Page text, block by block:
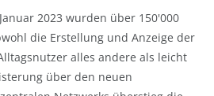
2023 wurden über 150'000
die Erstellung und Anzeige der
alles andere als leicht
über den neuen